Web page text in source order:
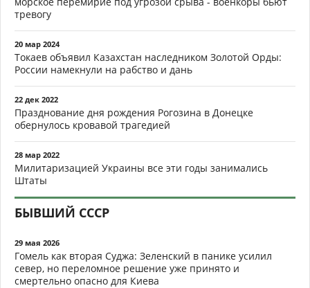
тревогу
20 мар 2024
Токаев объявил Казахстан наследником Золотой Орды:
России намекнули на рабство и дань
22 дек 2022
Празднование дня рождения Рогозина в Донецке
обернулось кровавой трагедией
28 мар 2022
Милитаризацией Украины все эти годы занимались
Штаты
БЫВШИЙ СССР
29 мая 2026
Гомель как вторая Суджа: Зеленский в панике усилил
север, но переломное решение уже принято и
смертельно опасно для Киева